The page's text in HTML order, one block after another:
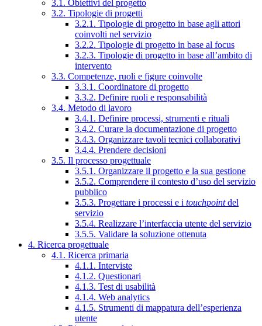
3.1. Obiettivi del progetto
3.2. Tipologie di progetti
3.2.1. Tipologie di progetto in base agli attori
coinvolti nel servizio
3.2.2. Tipologie di progetto in base al focus
3.2.3. Tipologie di progetto in base all’ambito di
intervento
3.3. Competenze, ruoli e figure coinvolte
3.3.1. Coordinatore di progetto
3.3.2. Definire ruoli e responsabilità
3.4. Metodo di lavoro
3.4.1. Definire processi, strumenti e rituali
3.4.2. Curare la documentazione di progetto
3.4.3. Organizzare tavoli tecnici collaborativi
3.4.4. Prendere decisioni
3.5. Il processo progettuale
3.5.1. Organizzare il progetto e la sua gestione
3.5.2. Comprendere il contesto d’uso del servizio
pubblico
3.5.3. Progettare i processi e i touchpointdel
servizio
3.5.4. Realizzare l’interfaccia utente del servizio
3.5.5. Validare la soluzione ottenuta
4. Ricerca progettuale
4.1. Ricerca primaria
4.1.1. Interviste
4.1.2. Questionari
4.1.3. Test di usabilità
4.1.4. Web analytics
4.1.5. Strumenti di mappatura dell’esperienza
utente